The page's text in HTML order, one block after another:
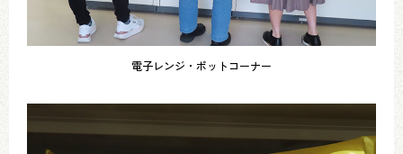
電子レンジ・ポットコーナー